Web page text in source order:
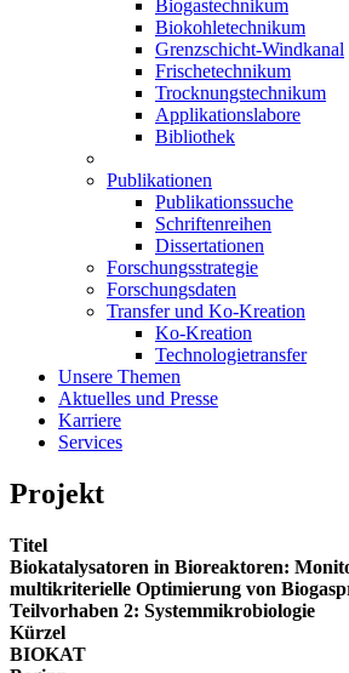
Biogastechnikum
Biokohletechnikum
Grenzschicht-Windkanal
Frischetechnikum
Trocknungstechnikum
Applikationslabore
Bibliothek
Publikationen
Publikationssuche
Schriftenreihen
Dissertationen
Forschungsstrategie
Forschungsdaten
Transfer und Ko-Kreation
Ko-Kreation
Technologietransfer
Unsere Themen
Aktuelles und Presse
Karriere
Services
Projekt
Titel
Biokatalysatoren in Bioreaktoren:
multikriterielle Optimierung von
Teilvorhaben 2: Systemmikrobiologie
Kürzel
BIOKAT